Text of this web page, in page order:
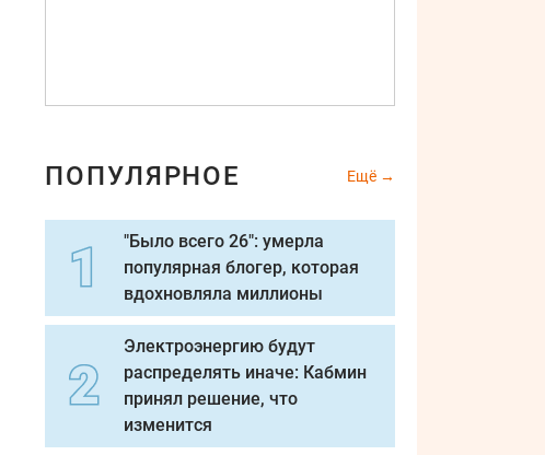
ПОПУЛЯРНОЕ Ещё
"Было всего 26": умерла
популярная блогер, которая
вдохновляла миллионы
Электроэнергию будут
распределять иначе: Кабмин
принял решение, что
изменится